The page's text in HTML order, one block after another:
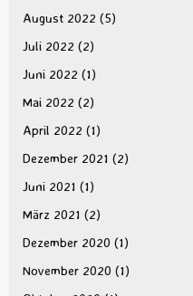
August 2022 (5)
Juli 2022 (2)
Juni 2022 (1)
Mai 2022 (2)
April 2022 (1)
Dezember 2021 (2)
Juni 2021 (1)
März 2021 (2)
Dezember 2020 (1)
November 2020 (1)